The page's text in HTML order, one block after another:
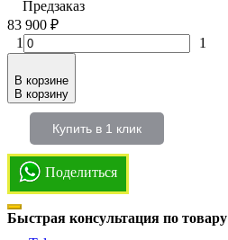
Предзаказ
83 900 ₽
1
1
В корзине
В корзину
Купить в 1 клик
Поделиться
Быстрая консультация по товару